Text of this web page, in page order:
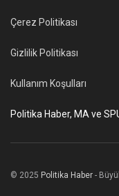
Çerez Politikası
Gizlilik Politikası
Kullanım Koşulları
Politika Haber, MA ve
© 2025 Politika Haber -